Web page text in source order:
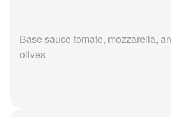
Base sauce tomate, mozzarella,
olives